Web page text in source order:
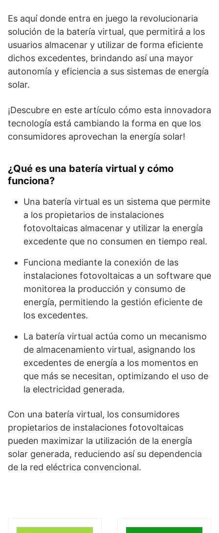
Es aquí donde entra en juego la revolucionaria
solución de la batería virtual, que permitirá a los
usuarios almacenar y utilizar de forma eficiente
dichos excedentes, brindando así una mayor
autonomía y eficiencia a sus sistemas de energía
solar.
¡Descubre en este artículo cómo esta innovadora
tecnología está cambiando la forma en que los
consumidores aprovechan la energía solar!
¿Qué es una batería virtual y cómo
funciona?
Una batería virtual es un sistema que permite
a los propietarios de instalaciones
fotovoltaicas almacenar y utilizar la energía
excedente que no consumen en tiempo real.
Funciona mediante la conexión de las
instalaciones fotovoltaicas a un software que
monitorea la producción y consumo de
energía, permitiendo la gestión eficiente de
los excedentes.
La batería virtual actúa como un mecanismo
de almacenamiento virtual, asignando los
excedentes de energía a los momentos en
que más se necesitan, optimizando el uso de
la electricidad generada.
Con una batería virtual, los consumidores
propietarios de instalaciones fotovoltaicas
pueden maximizar la utilización de la energía
solar generada, reduciendo así su dependencia
de la red eléctrica convencional.